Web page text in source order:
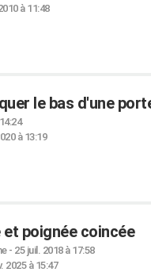
à 11:48
le bas d'une
à 13:19
poignée coincée
- 25 juil. 2018 à 17:58
2025 à 15:47